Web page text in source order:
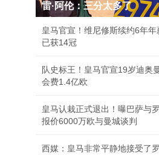
雷·阿伦：三分太多了
皇马官宣！维尼修斯续约6年
已获14冠
队史标王！皇马官宣19岁迪奥
会费1.4亿欧
皇马认栽正式退出！曝巴萨与
报价6000万欧与曼城谈判
西媒：皇马非常平静地接受了